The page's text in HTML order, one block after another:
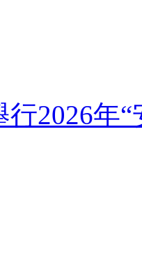
2026年